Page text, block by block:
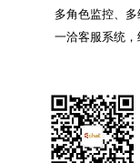
多角色监控、多
一洽客服系统